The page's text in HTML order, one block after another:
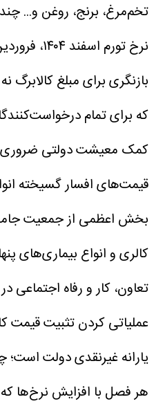
تخم‌مرغ، برنج، روغن و...
بازنگری برای مبلغ کالابرگ
که برای تمام
کمک معیشت دولتی ضروری
قیمت‌های افسار گسیخته
بخش اعظمی از جمعیت
کالری و انواع بیماری‌های
تعاون، کار و رفاه
عملیاتی کردن تثبیت
یارانه غیرنقدی دولت است؛
هر فصل با افزایش نرخ‌ها